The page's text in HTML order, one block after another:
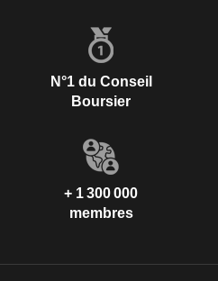
N°1 du Conseil
Boursier
+ 1 300 000
membres